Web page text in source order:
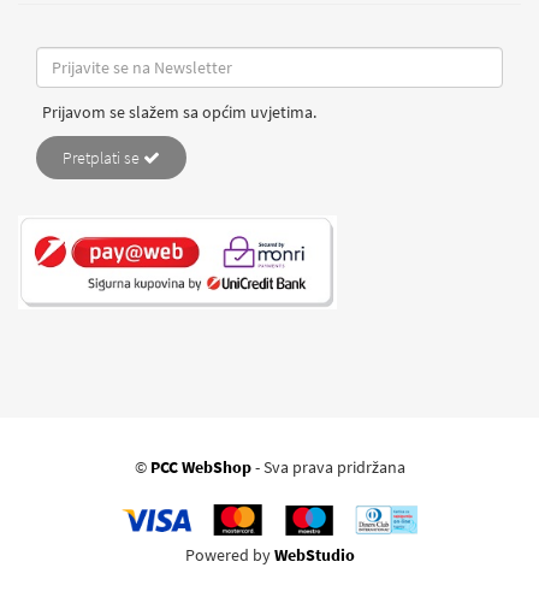
Prijavom se slažem sa općim uvjetima.
Pretplati se
© PCC WebShop- Sva prava pridržana
Powered byWebStudio